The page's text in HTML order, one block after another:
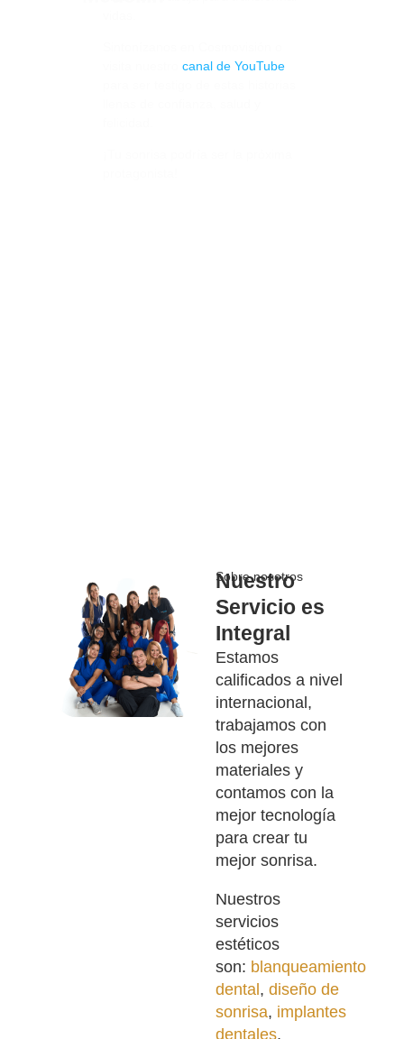
visita nuestrocanal de YouTube
Nuestro
Servicio es
Integral
Estamos
calificados a nivel
internacional,
trabajamos con
los mejores
materiales y
contamos con la
mejor tecnología
para crear tu
mejor sonrisa.
Nuestros
servicios
estéticos
son: blanqueamiento
dental, diseño de
sonrisa, implantes
dentales,
Sobre nosotros